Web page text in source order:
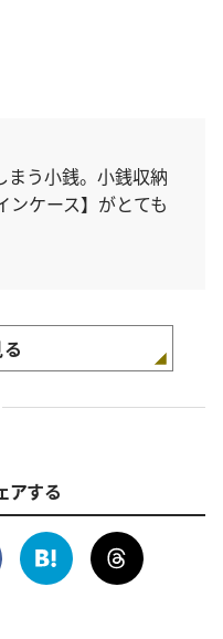
まう小銭。小銭収納
ンケース】がとても
アする